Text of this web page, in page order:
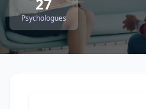
Psychologues